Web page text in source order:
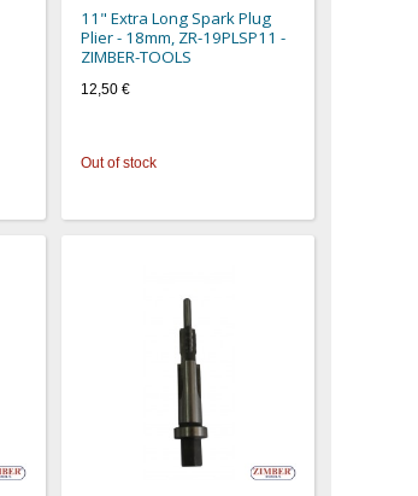
11" Extra Long Spark Plug
Plier - 18mm, ZR-19PLSP11 -
ZIMBER-TOOLS
12,50 €
Out of stock